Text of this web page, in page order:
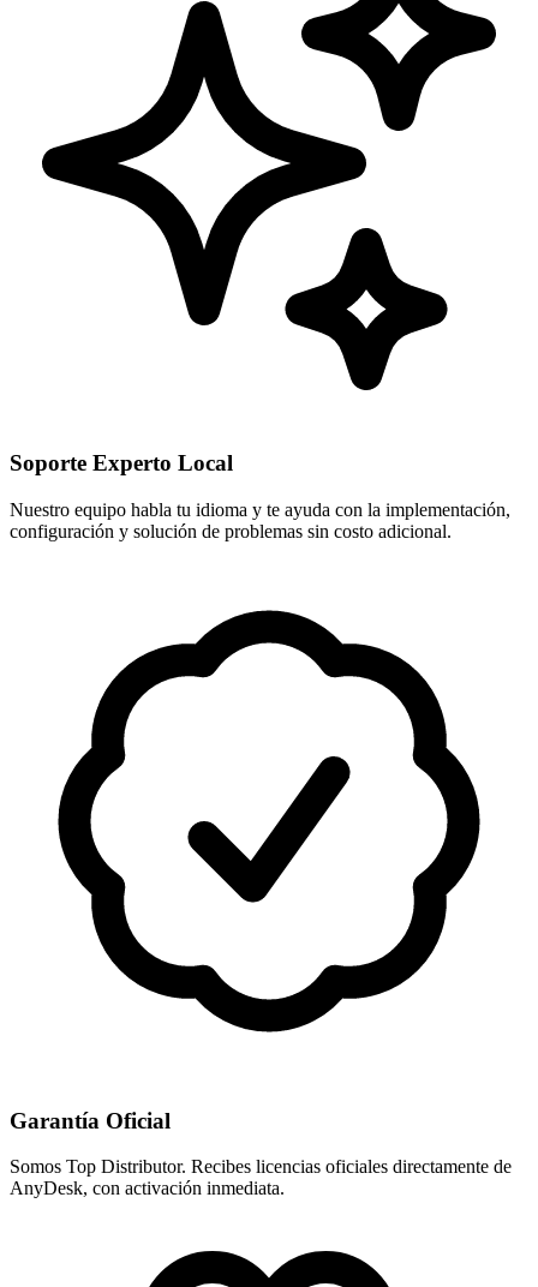
Soporte Experto Local
Nuestro equipo habla tu idioma y te ayuda con la implementación,
configuración y solución de problemas sin costo adicional.
Garantía Oficial
Somos Top Distributor. Recibes licencias oficiales directamente de
AnyDesk, con activación inmediata.